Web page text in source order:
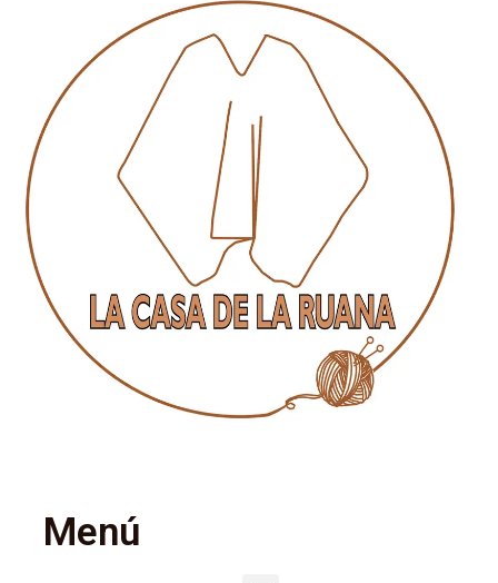
Menú